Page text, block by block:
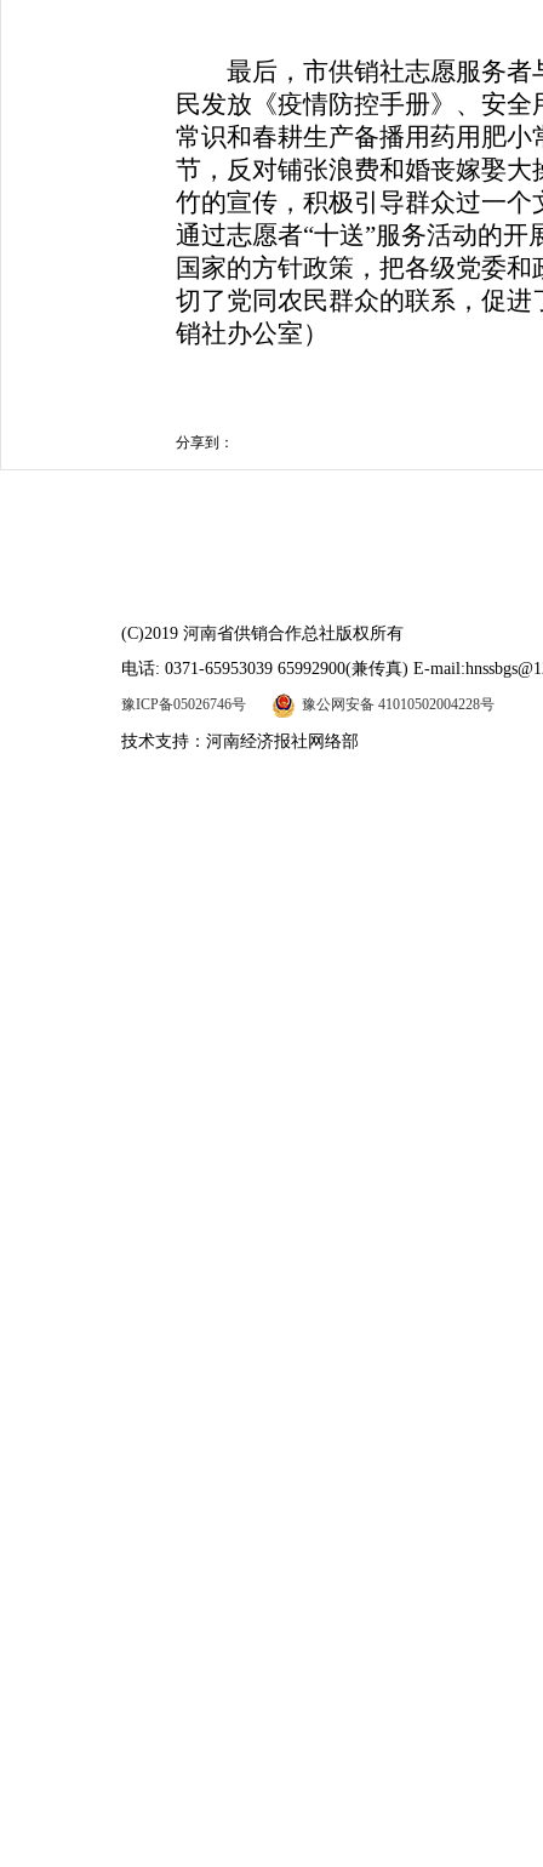
最后，市供销社志愿服务者
民发放《疫情防控手册》、安
常识和春耕生产备播用药用肥
节，反对铺张浪费和婚丧嫁娶
竹的宣传，积极引导群众过一
通过志愿者“十送”服务活动的
国家的方针政策，把各级党委
切了党同农民群众的联系，促
销社办公室）
分享到：
(C)2019 河南省供销合作总社版权所有
电话: 0371-65953039 65992900(兼传真) E-
豫ICP备05026746号 豫公网安备 41010502004228号
技术支持：河南经济报社网络部